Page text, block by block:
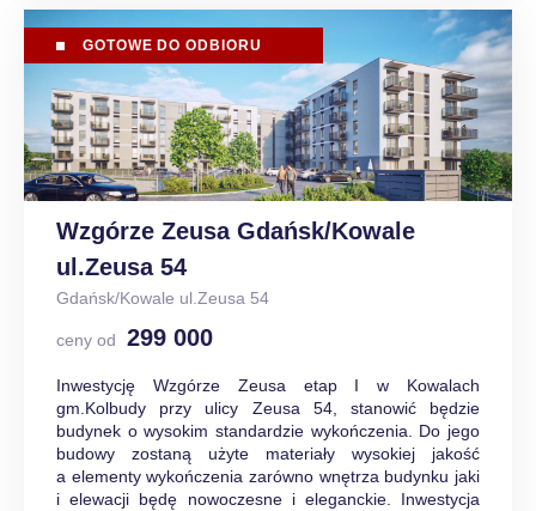
GOTOWE DO ODBIORU
Wzgórze Zeusa Gdańsk/Kowale
ul.Zeusa 54
Gdańsk/Kowale ul.Zeusa 54
ceny od 299 000
Inwestycję Wzgórze Zeusa etap I w Kowalach
gm.Kolbudy przy ulicy Zeusa 54, stanowić będzie
budynek o wysokim standardzie wykończenia. Do jego
budowy zostaną użyte materiały wysokiej jakość
a elementy wykończenia zarówno wnętrza budynku jaki
i elewacji będę nowoczesne i eleganckie. Inwestycja